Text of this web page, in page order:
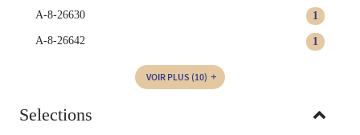
1
A-8-26630
1
A-8-26642
VOIR PLUS (10)
Selections